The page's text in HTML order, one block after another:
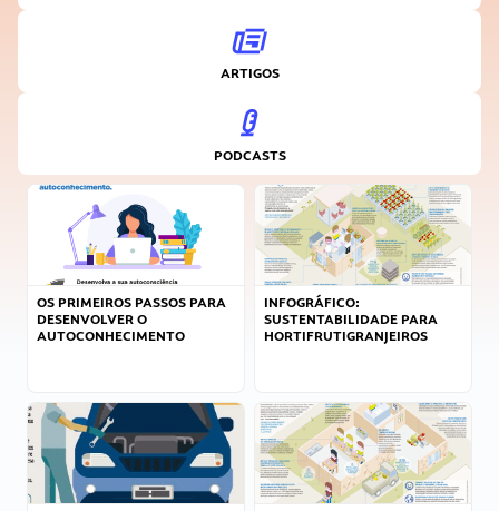
ARTIGOS
PODCASTS
OS PRIMEIROS PASSOS PARA
DESENVOLVER O
AUTOCONHECIMENTO
INFOGRÁFICO:
SUSTENTABILIDADE PARA
HORTIFRUTIGRANJEIROS